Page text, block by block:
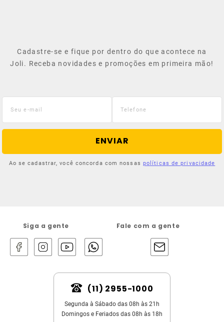
Cadastre-se e fique por dentro do que acontece na
Joli. Receba novidades e promoções em primeira mão!
ENVIAR
Ao se cadastrar, você concorda com nossas políticas de privacidade
Siga a gente Fale com a gente
(11) 2955-1000
Segunda à Sábado das 08h às 21h
Domingos e Feriados das 08h às 18h